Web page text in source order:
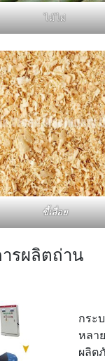
ไม้ไผ่
ขี้เลื่อย
รผลิตถ่าน
กระ
หลา
ผลิต